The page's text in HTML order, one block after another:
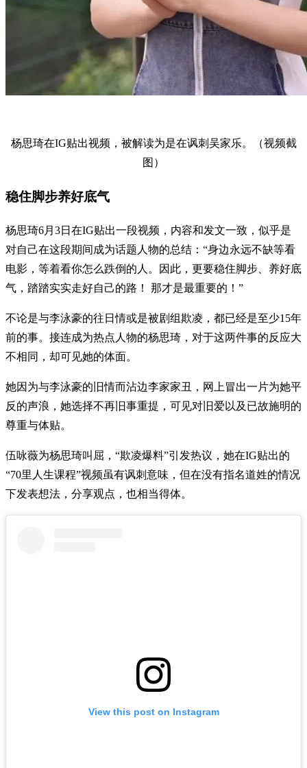
杨思琦在IG贴出视频，被解读为是在讽刺吴家乐。（视频截
图）
稳住脚步养好底气
杨思琦6月3日在IG贴出一段视频，内容和发文一致，似乎是
对自己在这段期间成为话题人物的总结：“身边永远不缺等看
电影，等着看你怎么跌倒的人。因此，更要稳住脚步、养好底
气，踏踏实实走好自己的路！ 那才是最重要的！”
不论是与李泳豪的往日情或是被剧组欺凌，都已经是至少15年
前的事。接连成为热点人物的杨思琦，对于这两件事的反应大
不相同，却可见她的体面。
她因为与李泳豪的旧情而沾边李家家丑，网上冒出一片为她平
反的声浪，她选择不再旧事重提，可见对旧爱以及已故施明的
尊重与体贴。
伍咏薇为杨思琦叫屈，“欺凌爆料”引发热议，她在IG贴出的
“70里人生课程”视频虽有讽刺意味，但在没有指名道姓的情况
下发表想法，分享观点，也相当得体。
View this post on Instagram